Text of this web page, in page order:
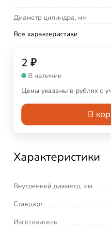
Диаметр цилиндра, мм
Все характеристики
2 ₽
В наличии
Цены указаны в рублях с
В
Характеристики
Внутренний диаметр, мм
Стандарт
Изготовитель